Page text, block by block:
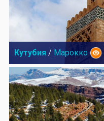
Кутубия / Марокко